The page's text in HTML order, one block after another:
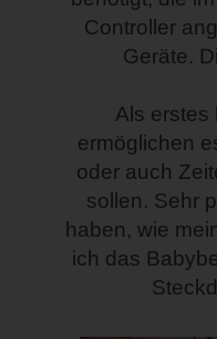
Controller
Geräte.
Als erstes
ermöglichen
oder auch
sollen. Sehr
haben, wie
ich das